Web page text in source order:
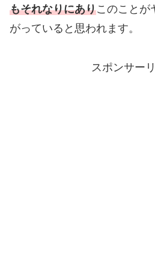
もそれなりにありこのことが
がっていると思われます。
スポンサー